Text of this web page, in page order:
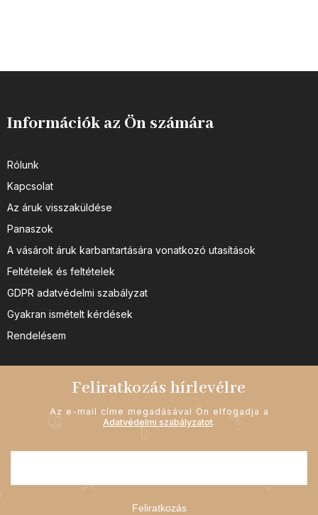
Információk az Ön számára
Rólunk
Kapcsolat
Az áruk visszaküldése
Panaszok
A vásárolt áruk karbantartására vonatkozó utasítások
Feltételek és feltételek
GDPR adatvédelmi szabályzat
Gyakran ismételt kérdések
Rendelésem
Feliratkozás hírlevélre
Az e-mail címe megadásával Ön elfogadja a
Adatvédelmi szabályzatot.
Feliratkozás